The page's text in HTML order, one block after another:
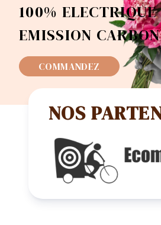
100%
EMISSION
COMMANDEZ
NOS